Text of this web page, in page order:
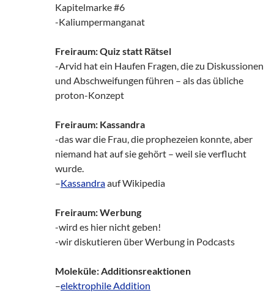
Kapitelmarke #6
-Kaliumpermanganat
Freiraum: Quiz statt Rätsel
-Arvid hat ein Haufen Fragen, die zu Diskussionen
und Abschweifungen führen – als das übliche
proton-Konzept
Freiraum: Kassandra
-das war die Frau, die prophezeien konnte, aber
niemand hat auf sie gehört – weil sie verflucht
wurde.
–Kassandraauf Wikipedia
Freiraum: Werbung
-wird es hier nicht geben!
-wir diskutieren über Werbung in Podcasts
Moleküle: Additionsreaktionen
–elektrophile Addition